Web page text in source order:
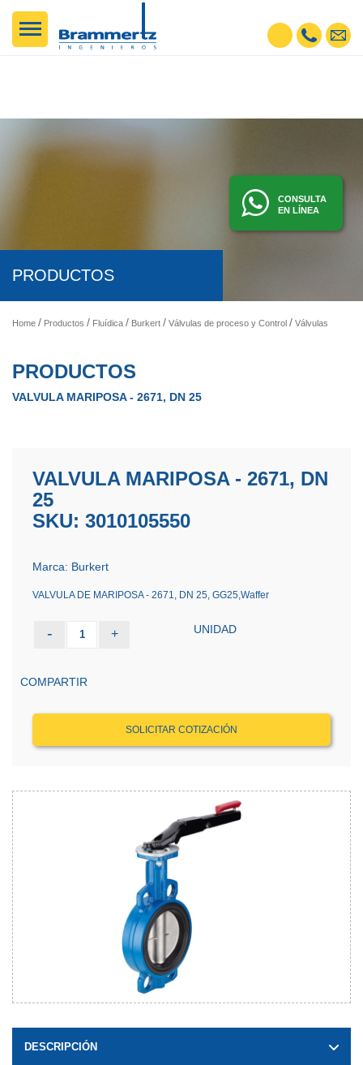
CONSULTA
EN LÍNEA
PRODUCTOS
Home Productos Fluídica Burkert Válvulas de proceso y Control Válvulas de mariposa
PRODUCTOS
VALVULA MARIPOSA - 2671, DN 25
VALVULA MARIPOSA - 2671, DN
25
SKU: 3010105550
Marca: Burkert
VALVULA DE MARIPOSA - 2671, DN 25, GG25,Waffer
- 1 + UNIDAD
COMPARTIR
SOLICITAR COTIZACIÓN
DESCRIPCIÓN